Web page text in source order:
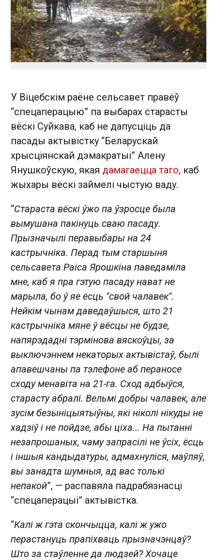
У Віцебскім раёне сельсавет правёў
“спецаперацыю” па выбарах старасты
вёскі Суйкава, каб не дапусціць да
пасады актывістку “Беларускай
хрысціянскай дэмакратыі” Алену
Янушкоўскую, якая дамагаецца таго, каб
жыхары вёскі займелі чыстую ваду.
“Стараста вёскі ўжо па ўзросце была
вымушана пакінуць сваю пасаду.
Прызначылі перавыбары на 24
кастрычніка. Перад тым старшыня
сельсавета Раіса Ярошкіна паведаміла
мне, каб я пра гэтую пасаду нават не
марыла, бо ў яе ёсць "свой чалавек".
Нейкім чынам даведаўшыся, што 21
кастрычніка мяне ў вёсцы не будзе,
напярэдадні тэрмінова вяскоўцы, за
выключэннем некаторых актывістаў, былі
апавешчаны па тэлефоне аб пераносе
сходу менавіта на 21-га. Сход адбыўся,
старасту абралі. Вельмі добры чалавек, але
зусім безыніцыятыўны, які ніколі нікуды не
хадзіў і не пойдзе, абы ціха... На пытанні
незапрошаных, чаму запрасілі не ўсіх, ёсць
і іншыя кандыдатуры, адмахнуліся, маўляў,
вы занадта шумныя, ад вас толькі
непакой”, — распавяла падрабязнасці
“спецаперацыі” актывістка.
“Калі ж гэта скончыцца, калі ж ужо
перастануць прапіхваць прызначэнцаў?
Што за стаўленне да людзей? Хочаце